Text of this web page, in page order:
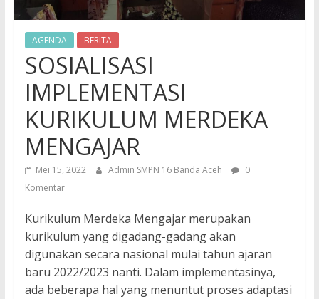
Resmi
Negeri
Banda
Aceh
AGENDA BERITA
SOSIALISASI
IMPLEMENTASI
KURIKULUM MERDEKA
MENGAJAR
Mei 15, 2022 Admin SMPN 16 Banda Aceh
0
Komentar
Kurikulum Merdeka Mengajar merupakan
kurikulum yang digadang-gadang akan
digunakan secara nasional mulai tahun ajaran
baru 2022/2023 nanti. Dalam implementasinya,
ada beberapa hal yang menuntut proses adaptasi